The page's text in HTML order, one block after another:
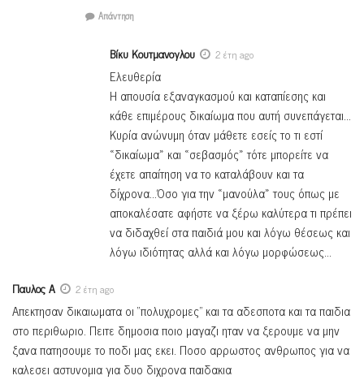
Απάντηση
Βίκυ Κουτμανογλου 2 έτη ago
Ελευθερία
Η απουσία εξαναγκασμού και καταπίεσης και
κάθε επιμέρους δικαίωμα που αυτή συνεπάγεται…
Κυρία ανώνυμη όταν μάθετε εσείς το τι εστί
«δικαίωμα» και «σεβασμός» τότε μπορείτε να
έχετε απαίτηση να το καταλάβουν και τα
δίχρονα…Όσο για την «μανούλα» τους όπως με
αποκαλέσατε αφήστε να ξέρω καλύτερα τι πρέπει
να διδαχθεί στα παιδιά μου και λόγω θέσεως και
λόγω ιδιότητας αλλά και λόγω μορφώσεως…
Παυλος Α 2 έτη ago
Απεκτησαν δικαιωματα οι “πολυχρομες” και τα αδεσποτα και τα παιδια
στο περιθωριο. Πειτε δημοσια ποιο μαγαζι ηταν να ξερουμε να μην
ξανα πατησουμε το ποδι μας εκει. Ποσο αρρωστος ανθρωπος για να
καλεσει αστυνομια για δυο διχρονα παιδακια